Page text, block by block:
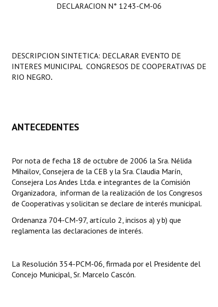
Comisiones Especiales
LEGISLACIÓN
Carta Orgánica 2007
Digesto
Organigrama
Informes de Gestión
Dictámenes Asesoría Letrada
DECLARACION N° 1243-CM-06
DESCRIPCION SINTETICA: DECLARAR EVENTO DE
INTERES MUNICIPAL CONGRESOS DE COOPERATIVAS DE
RIO NEGRO.
ANTECEDENTES
Por nota de fecha 18 de octubre de 2006 la Sra. Nélida
Mihailov, Consejera de la CEB y la Sra. Claudia Marín,
Consejera Los Andes Ltda. e integrantes de la Comisión
Organizadora, informan de la realización de los Congresos
de Cooperativas y solicitan se declare de interés municipal.
Ordenanza 704-CM-97, artículo 2, incisos a) y b) que
reglamenta las declaraciones de interés.
La Resolución 354-PCM-06, firmada por el Presidente del
Concejo Municipal, Sr. Marcelo Cascón.